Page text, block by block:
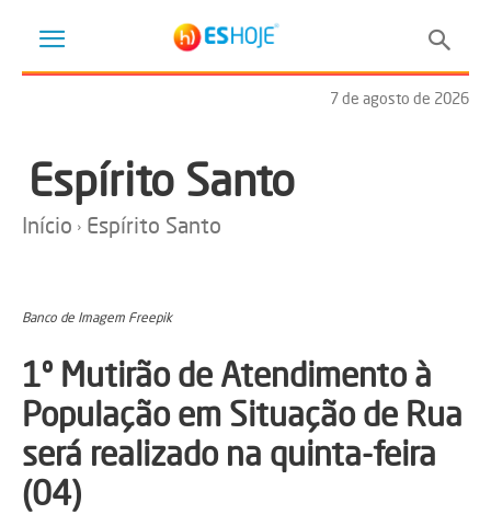
7 de agosto de 2026
Espírito Santo
Início Espírito Santo
Banco de Imagem Freepik
1º Mutirão de Atendimento à
População em Situação de Rua
será realizado na quinta-feira
(04)